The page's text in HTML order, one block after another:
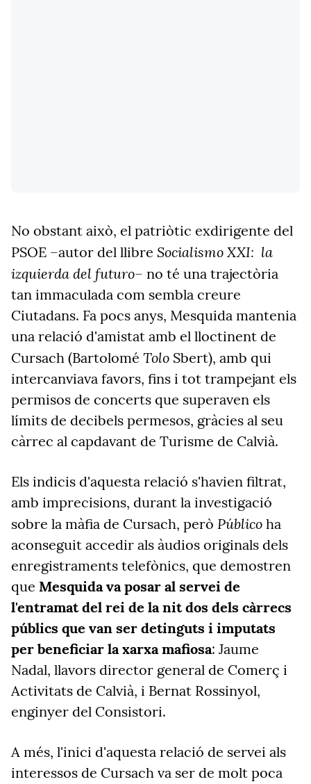
No obstant això, el patriòtic exdirigente del
PSOE –autor del llibre Socialismo XXI: la
izquierda del futuro– no té una trajectòria
tan immaculada com sembla creure
Ciutadans. Fa pocs anys, Mesquida mantenia
una relació d'amistat amb el lloctinent de
Cursach (Bartolomé Tolo Sbert), amb qui
intercanviava favors, fins i tot trampejant els
permisos de concerts que superaven els
límits de decibels permesos, gràcies al seu
càrrec al capdavant de Turisme de Calvià.
Els indicis d'aquesta relació s'havien filtrat,
amb imprecisions, durant la investigació
sobre la màfia de Cursach, però Público ha
aconseguit accedir als àudios originals dels
enregistraments telefònics, que demostren
que Mesquida va posar al servei de
l'entramat del rei de la nit dos dels càrrecs
públics que van ser detinguts i imputats
per beneficiar la xarxa mafiosa: Jaume
Nadal, llavors director general de Comerç i
Activitats de Calvià, i Bernat Rossinyol,
enginyer del Consistori.
A més, l'inici d'aquesta relació de servei als
interessos de Cursach va ser de molt poca